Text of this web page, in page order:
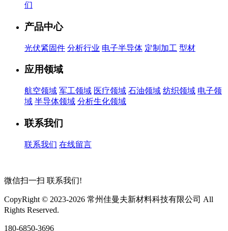
们
产品中心
光伏紧固件 分析行业 电子半导体 定制加工 型材
应用领域
航空领域 军工领域 医疗领域 石油领域 纺织领域 电子领
域 半导体领域 分析生化领域
联系我们
联系我们 在线留言
微信扫一扫 联系我们!
CopyRight © 2023-2026 常州佳曼夫新材料科技有限公司 All
Rights Reserved.
180-6850-3696